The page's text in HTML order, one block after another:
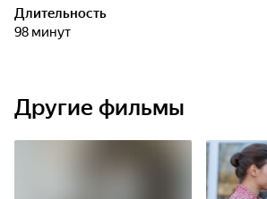
Длительность
98 минут
Другие фильмы